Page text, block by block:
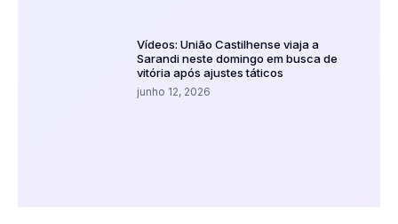
Vídeos: União Castilhense viaja a
Sarandi neste domingo em busca de
vitória após ajustes táticos
junho 12, 2026